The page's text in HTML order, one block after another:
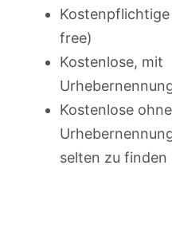
free)
Kostenlose, mit
Kostenlose ohne
selten zu finden